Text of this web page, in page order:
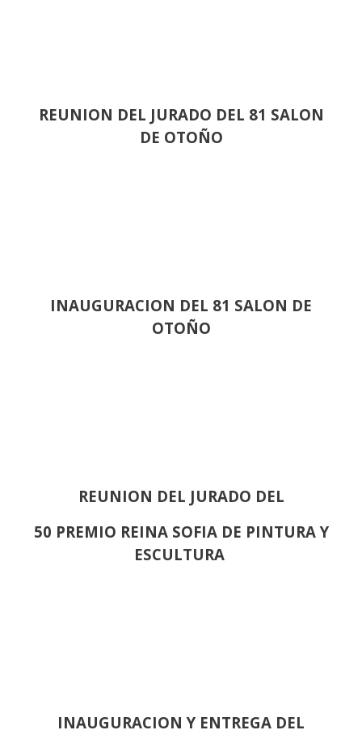
REUNION DEL JURADO DEL 81 SALON
DE OTOÑO
INAUGURACION DEL 81 SALON DE
OTOÑO
REUNION DEL JURADO DEL
50 PREMIO REINA SOFIA DE PINTURA Y
ESCULTURA
INAUGURACION Y ENTREGA DEL